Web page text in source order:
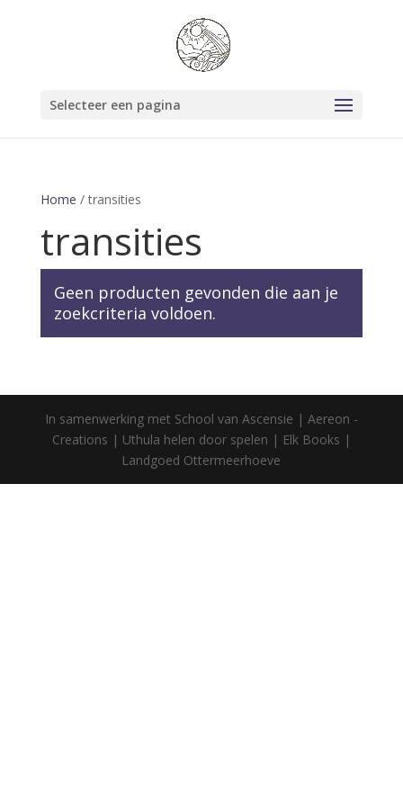
Selecteer een pagina
Home / transities
transities
Geen producten gevonden die aan je
zoekcriteria voldoen.
In samenwerking met School van Ascensie | Aereon -
Creations | Uthula helen door spelen | Elk Books |
Landgoed Ottermeerhoeve